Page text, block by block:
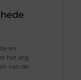
en
het erg
van de